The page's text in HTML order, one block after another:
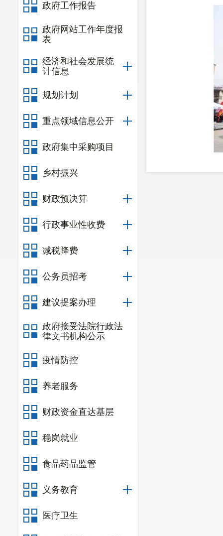
政府工作报告
政府网站工作年度报
表
经济和社会发展统
计信息
规划计划
重点领域信息公开
政府集中采购项目
乡村振兴
财政预决算
行政事业性收费
减税降费
公务员招考
建议提案办理
政府接受法院行政法
律文书机构公示
疫情防控
养老服务
财政资金直达基层
稳岗就业
食品药品监管
义务教育
医疗卫生